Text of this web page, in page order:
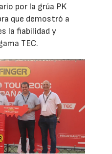
por la grúa PK
que demostró a
la fiabilidad y
TEC.